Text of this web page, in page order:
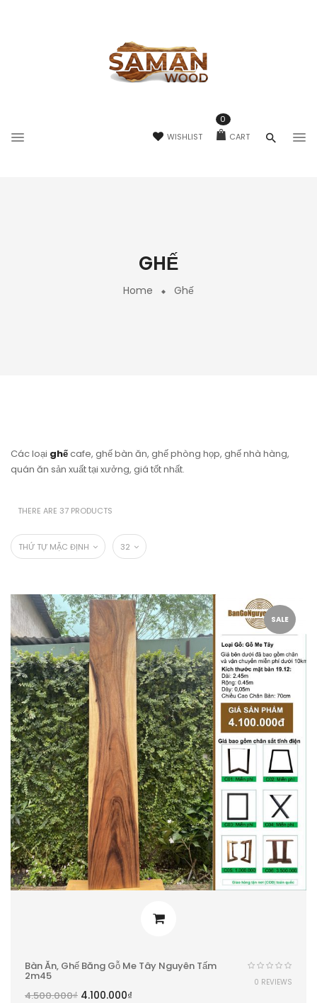
WISHLIST CART
0
GHẾ
Home Ghế
Các loại ghếcafe, ghế bàn ăn, ghế phòng họp, ghế nhà hàng,
quán ăn sản xuất tại xưởng, giá tốt nhất.
THERE ARE 37 PRODUCTS
THỨ TỰ MẶC ĐỊNH 32
SALE
Bàn Ăn, Ghế Băng Gỗ Me Tây Nguyên Tấm
2m45
4.500.000₫ 4.100.000₫
0 REVIEWS